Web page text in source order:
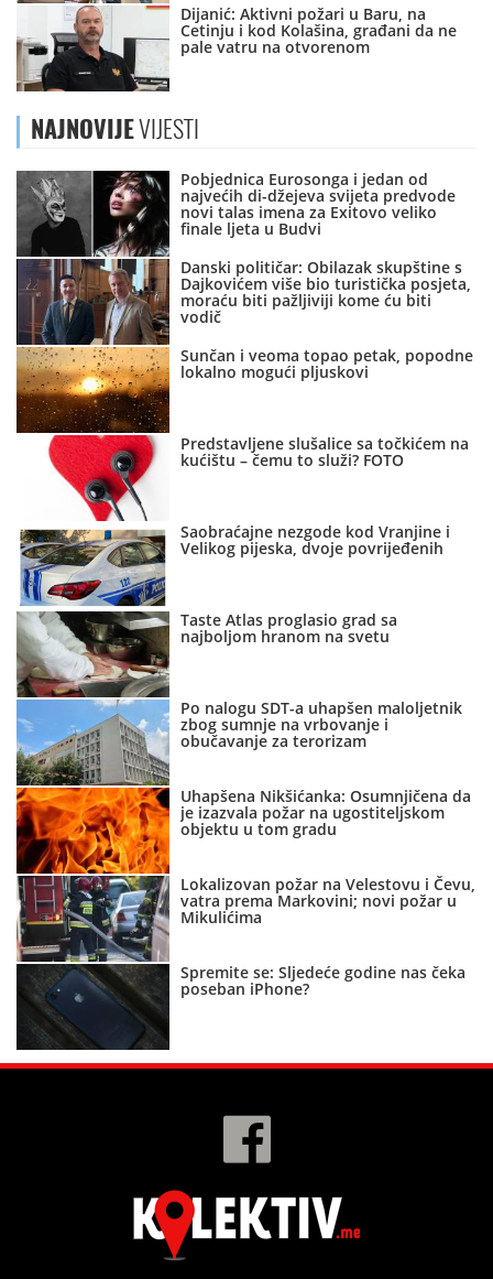
Dijanić: Aktivni požari u Baru, na
Cetinju i kod Kolašina, građani da ne
pale vatru na otvorenom
NAJNOVIJEVIJESTI
Pobjednica Eurosonga i jedan od
najvećih di-džejeva svijeta predvode
novi talas imena za Exitovo veliko
finale ljeta u Budvi
Danski političar: Obilazak skupštine s
Dajkovićem više bio turistička posjeta,
moraću biti pažljiviji kome ću biti
vodič
Sunčan i veoma topao petak, popodne
lokalno mogući pljuskovi
Predstavljene slušalice sa točkićem na
kućištu – čemu to služi? FOTO
Saobraćajne nezgode kod Vranjine i
Velikog pijeska, dvoje povrijeđenih
Taste Atlas proglasio grad sa
najboljom hranom na svetu
Po nalogu SDT-a uhapšen maloljetnik
zbog sumnje na vrbovanje i
obučavanje za terorizam
Uhapšena Nikšićanka: Osumnjičena da
je izazvala požar na ugostiteljskom
objektu u tom gradu
Lokalizovan požar na Velestovu i Čevu,
vatra prema Markovini; novi požar u
Mikulićima
Spremite se: Sljedeće godine nas čeka
poseban iPhone?